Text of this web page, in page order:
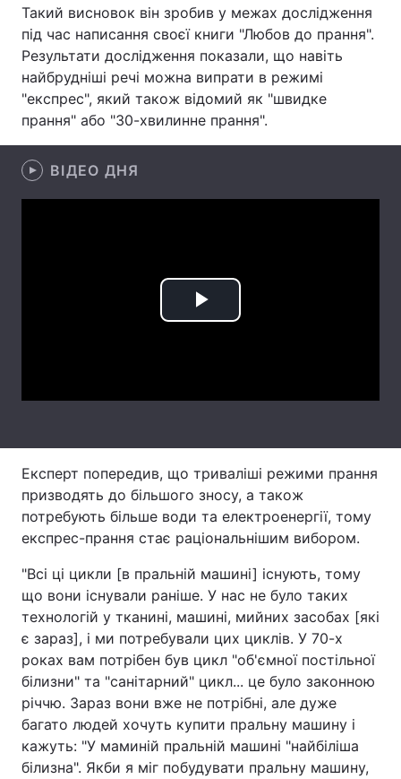
Регіони
Лонгріди
Відео з Youtube Статті
Інтерв'ю
Архів Вакансії
Такий висновок він зробив у межах дослідження
під час написання своєї книги "Любов до прання".
Результати дослідження показали, що навіть
найбрудніші речі можна випрати в режимі
"експрес", який також відомий як "швидке
прання" або "30-хвилинне прання".
ВІДЕО ДНЯ
Play
Експерт попередив, що триваліші режими прання
призводять до більшого зносу, а також
потребують більше води та електроенергії, тому
експрес-прання стає раціональнішим вибором.
"Всі ці цикли [в пральній машині] існують, тому
що вони існували раніше. У нас не було таких
технологій у тканині, машині, мийних засобах [які
є зараз], і ми потребували цих циклів. У 70-х
роках вам потрібен був цикл "об'ємної постільної
білизни" та "санітарний" цикл... це було законною
річчю. Зараз вони вже не потрібні, але дуже
багато людей хочуть купити пральну машину і
кажуть: "У маминій пральній машині "найбіліша
білизна". Якби я міг побудувати пральну машину,